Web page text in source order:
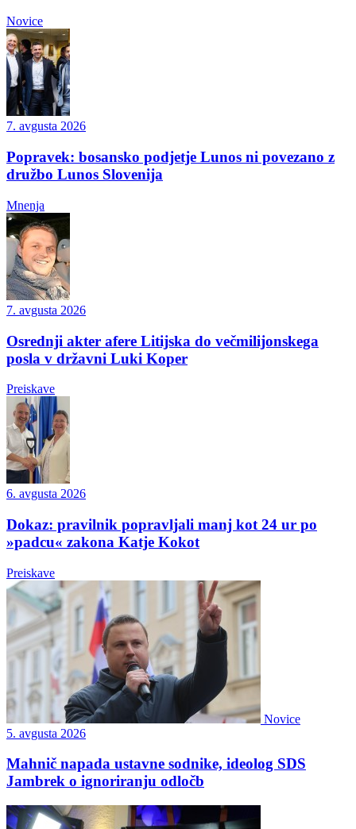
Novice
7. avgusta 2026
Popravek: bosansko podjetje Lunos ni povezano z
družbo Lunos Slovenija
Mnenja
7. avgusta 2026
Osrednji akter afere Litijska do večmilijonskega
posla v državni Luki Koper
Preiskave
6. avgusta 2026
Dokaz: pravilnik popravljali manj kot 24 ur po
»padcu« zakona Katje Kokot
Preiskave
Novice
5. avgusta 2026
Mahnič napada ustavne sodnike, ideolog SDS
Jambrek o ignoriranju odločb